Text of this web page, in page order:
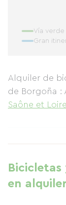
Vía verde
Gran
Alquiler de
de Borgoña :
Saône et Loire
Bicicletas
en